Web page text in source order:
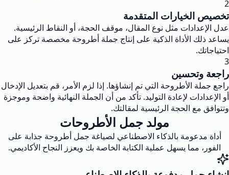
2
تخصيص الخيارات المتقدمة
عدل الإعدادات مثل نوع المقال، موقف الحجة، أو النقاط الرئيسية.
يساعد ذلك الأداة الذكية على إنتاج جملة أطروحة مخصصة تركز على
احتياجاتك.
3
راجعة وتحسين
راجع جملة الأطروحة التي تم إنشاؤها. إذا لزم الأمر، قم بتعديل الإدخال
أو الإعدادات لإعادة التوليد. تأكد من أن الجملة النهائية واضحة وموجزة
وتتوافق مع الحجة الرئيسية لمقالتك.
مولد جمل الأطروحات
أداة مدعومة بالذكاء الاصطناعي لصياغة جمل أطروحة جذابة على
الفور، مما يسهل عملية الكتابة الخاصة بك ويعزز النجاح الأكاديمي.